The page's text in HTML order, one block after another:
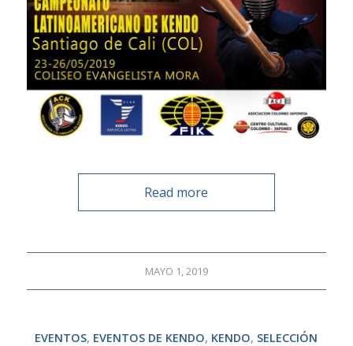
Read more
MAYO 1, 2019
EVENTOS, EVENTOS DE KENDO, KENDO, SELECCIÓN